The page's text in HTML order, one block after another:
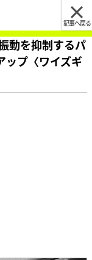
記事へ戻る
動を抑制するパ
ップ〈ワイズギ